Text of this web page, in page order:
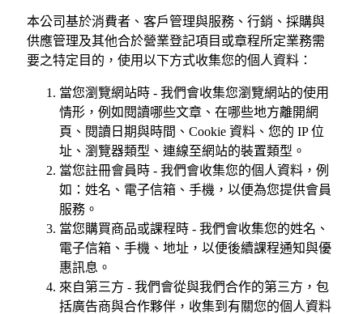
本公司基於消費者、客戶管理與服務、行銷、採購與
供應管理及其他合於營業登記項目或章程所定業務需
要之特定目的，使用以下方式收集您的個人資料：
當您瀏覽網站時 - 我們會收集您瀏覽網站的使用
情形，例如閱讀哪些文章、在哪些地方離開網
頁、閱讀日期與時間、Cookie 資料、您的 IP 位
址、瀏覽器類型、連線至網站的裝置類型。
當您註冊會員時 - 我們會收集您的個人資料，例
如：姓名、電子信箱、手機，以便為您提供會員
服務。
當您購買商品或課程時 - 我們會收集您的姓名、
電子信箱、手機、地址，以便後續課程通知與優
惠訊息。
來自第三方 - 我們會從與我們合作的第三方，包
括廣告商與合作夥伴，收集到有關您的個人資料